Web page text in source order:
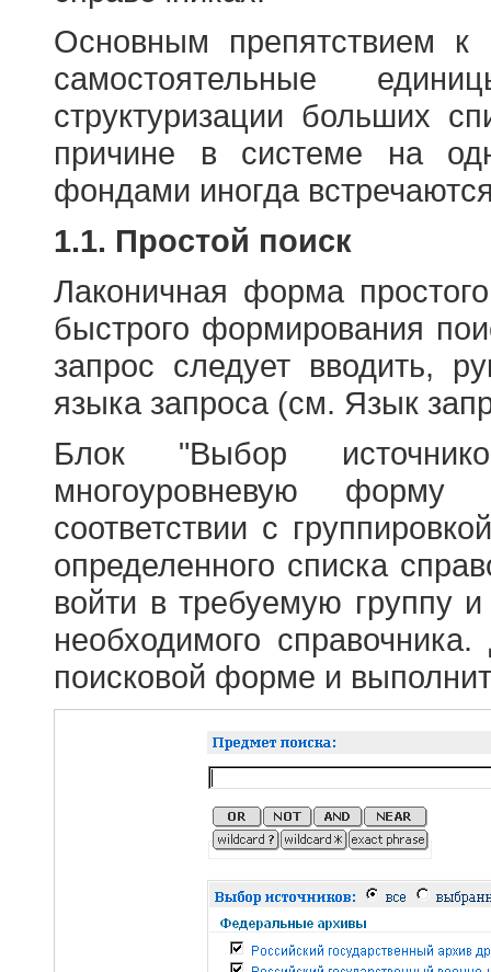
Основным препятствием
самостоятельные
структуризации больших
причине в системе на
фондами иногда
1.1. Простой поиск
Лаконичная форма
быстрого формирования
запрос следует вводить,
языка запроса (см. Язык
Блок "Выбор
многоуровневую форму
соответствии с
определенного списка
войти в требуемую группу и
необходимого
поисковой форме и